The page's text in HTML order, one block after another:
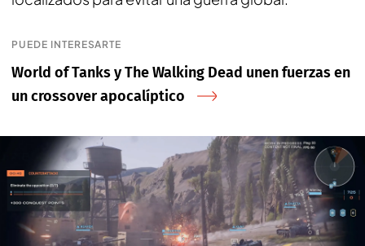
PUEDE INTERESARTE
World of Tanks y The Walking Dead unen fuerzas en
un crossover apocalíptico